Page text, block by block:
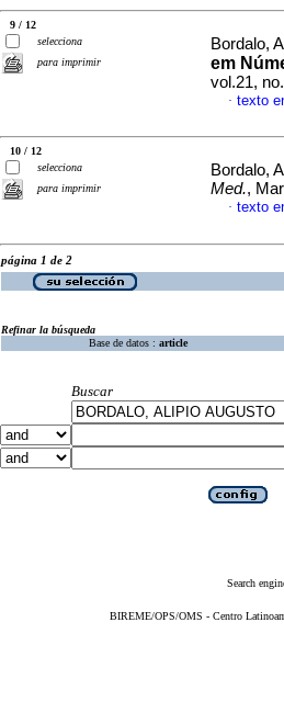
9 / 12
selecciona
para imprimir
Bordalo,
em
vol.21,
· texto
10 / 12
selecciona
para imprimir
Bordalo,
Med.,
· texto
página 1 de 2
Refinar la búsqueda
Base de datos : article
Buscar
Search
BIREME/OPS/OMS - Centro